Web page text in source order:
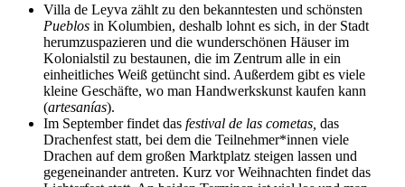
Villa de Leyva zählt zu den bekanntesten und schönsten
Pueblos in Kolumbien, deshalb lohnt es sich, in der Stadt
herumzuspazieren und die wunderschönen Häuser im
Kolonialstil zu bestaunen, die im Zentrum alle in ein
einheitliches Weiß getüncht sind. Außerdem gibt es viele
kleine Geschäfte, wo man Handwerkskunst kaufen kann
(artesanías).
Im September findet das festival de las cometas, das
Drachenfest statt, bei dem die Teilnehmer*innen viele
Drachen auf dem großen Marktplatz steigen lassen und
gegeneinander antreten. Kurz vor Weihnachten findet das